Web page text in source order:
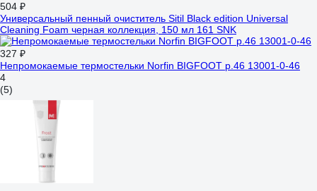
504 ₽
Универсальный пенный очиститель Sitil Black edition Universal
Cleaning Foam черная коллекция, 150 мл 161 SNK
327 ₽
Непромокаемые термостельки Norfin BIGFOOT р.46 13001-0-46
4
(5)